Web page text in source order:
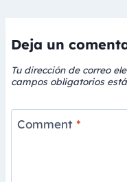
Deja un
Tu dirección de correo
campos obligatorios
Comment *